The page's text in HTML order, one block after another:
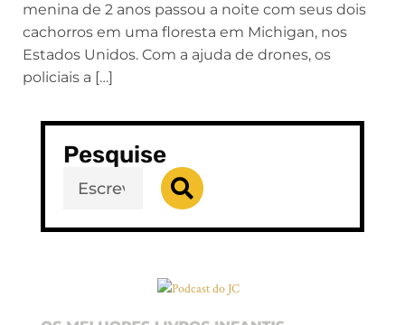
menina de 2 anos passou a noite com seus dois
cachorros em uma floresta em Michigan, nos
Estados Unidos. Com a ajuda de drones, os
policiais a […]
Pesquise